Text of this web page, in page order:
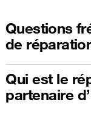
Questions
de
Qui est le
partenaire